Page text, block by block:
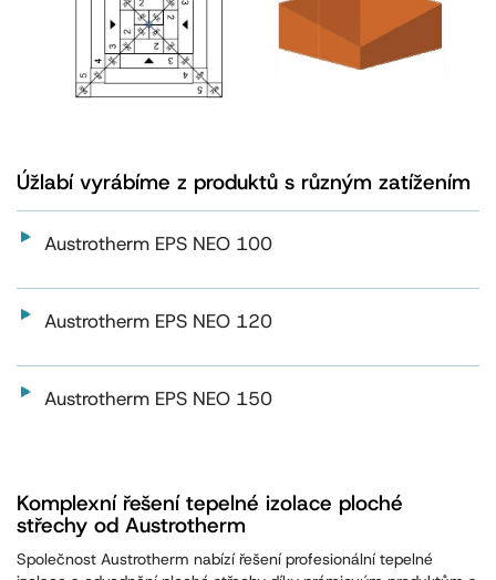
Úžlabí vyrábíme z produktů s různým zatížením
Austrotherm EPS NEO 100
Austrotherm EPS NEO 120
Austrotherm EPS NEO 150
Komplexní řešení tepelné izolace ploché
střechy od Austrotherm
Společnost Austrotherm nabízí řešení profesionální tepelné